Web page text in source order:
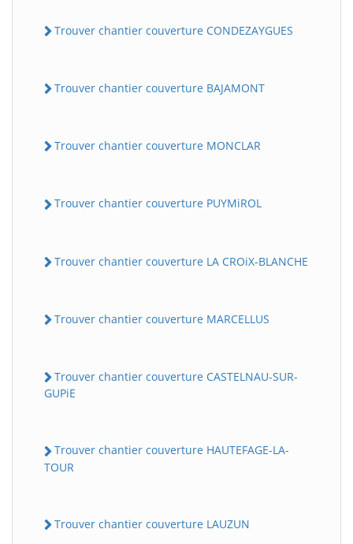
Trouver chantier couverture CONDEZAYGUES
Trouver chantier couverture BAJAMONT
Trouver chantier couverture MONCLAR
Trouver chantier couverture PUYMiROL
Trouver chantier couverture LA CROiX-BLANCHE
Trouver chantier couverture MARCELLUS
Trouver chantier couverture CASTELNAU-SUR-
GUPiE
Trouver chantier couverture HAUTEFAGE-LA-
TOUR
Trouver chantier couverture LAUZUN